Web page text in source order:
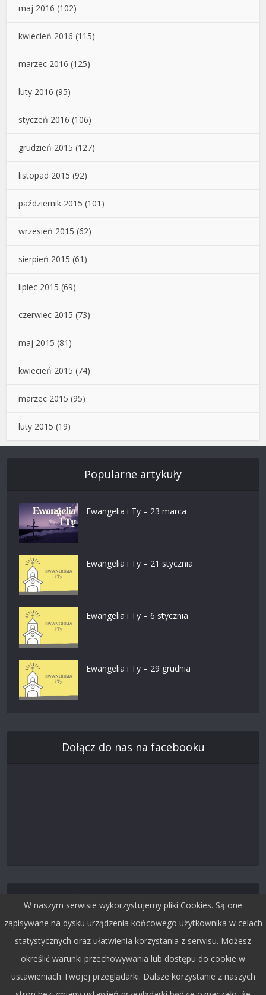
maj 2016 (102)
kwiecień 2016 (115)
marzec 2016 (125)
luty 2016 (95)
styczeń 2016 (106)
grudzień 2015 (127)
listopad 2015 (92)
październik 2015 (101)
wrzesień 2015 (62)
sierpień 2015 (61)
lipiec 2015 (69)
czerwiec 2015 (73)
maj 2015 (81)
kwiecień 2015 (74)
marzec 2015 (95)
luty 2015 (19)
Popularne artykuły
Ewangelia i Ty – 23 marca
Ewangelia i Ty – 21 stycznia
Ewangelia i Ty – 6 stycznia
Ewangelia i Ty – 29 grudnia
Dołącz do nas na facebooku
Śledź nas na Twitterze
W naszym serwisie wykorzystujemy pliki Cookies. Są one
zapisywane na dysku urządzenia końcowego użytkownika w celach
statystycznych oraz ułatwienia korzystania z serwisu. Możesz
określić warunki przechowywania lub dostępu do cookie w
ustawieniach Twojej przeglądarki. Dalsze korzystanie z naszych